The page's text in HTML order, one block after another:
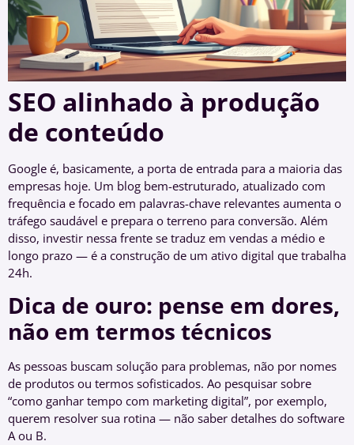
SEO alinhado à produção
de conteúdo
Google é, basicamente, a porta de entrada para a maioria das
empresas hoje. Um blog bem-estruturado, atualizado com
frequência e focado em palavras-chave relevantes aumenta o
tráfego saudável e prepara o terreno para conversão. Além
disso, investir nessa frente se traduz em vendas a médio e
longo prazo — é a construção de um ativo digital que trabalha
24h.
Dica de ouro: pense em dores,
não em termos técnicos
As pessoas buscam solução para problemas, não por nomes
de produtos ou termos sofisticados. Ao pesquisar sobre
“como ganhar tempo com marketing digital”, por exemplo,
querem resolver sua rotina — não saber detalhes do software
A ou B.